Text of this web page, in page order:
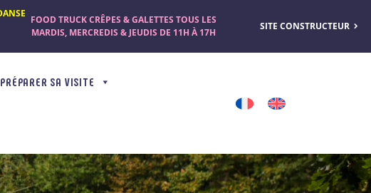
FOOD TRUCK CRÊPES & GALETTES TOUS LES
MARDIS, MERCREDIS & JEUDIS DE 11H À 17H
SITE CONSTRUCTEUR
PRÉPARER SA VISITE